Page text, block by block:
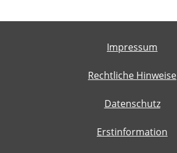
Impressum
Rechtliche Hinweise
Datenschutz
Erstinformation